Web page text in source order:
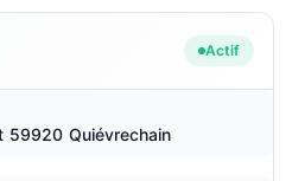
Actif
59920 Quiévrechain